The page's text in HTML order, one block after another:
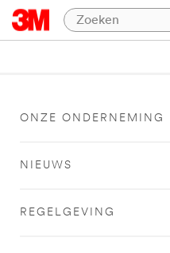
ONZE ONDERNEMING
NIEUWS
REGELGEVING